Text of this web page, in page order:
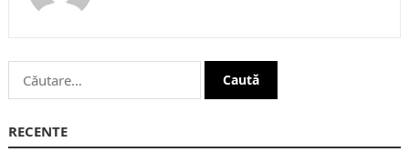
Caută
după:
RECENTE